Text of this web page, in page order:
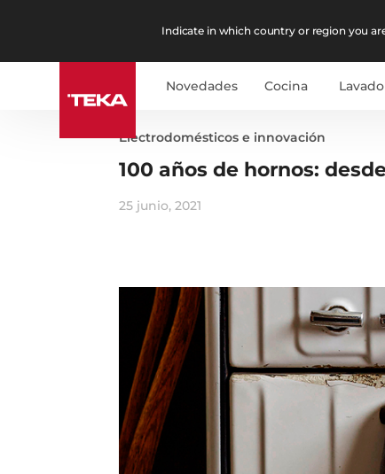
Indicate in which country or region you
Novedades Cocina Lavado
Electrodomésticos e innovación
100 años de hornos:
25 junio, 2021